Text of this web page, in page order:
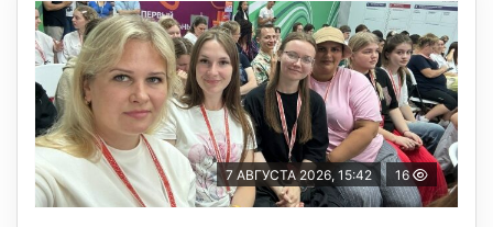
7 АВГУСТА 2026, 15:42 16